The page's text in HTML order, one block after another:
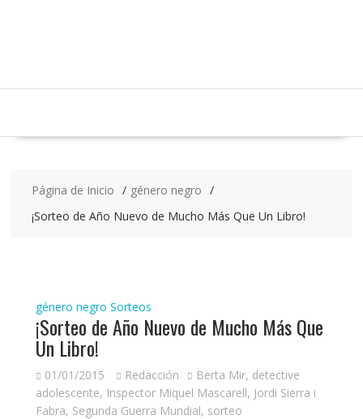
Página de Inicio
género negro
¡Sorteo de Año Nuevo de Mucho Más Que Un Libro!
género negro Sorteos
¡Sorteo de Año Nuevo de Mucho Más Que
Un Libro!
01/01/2015 Redacción Berta Mir, detective
adolescente, Inspector Miquel Mascarell, Jordi Sierra i
Fabra, Segunda Guerra Mundial, sorteo